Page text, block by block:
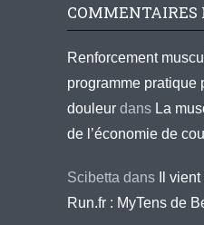
COMMENTAIRES
Renforcement
programme pratique
douleur dans La
de l’économie de
Scibetta dans
Il
Run.fr : MyTens de